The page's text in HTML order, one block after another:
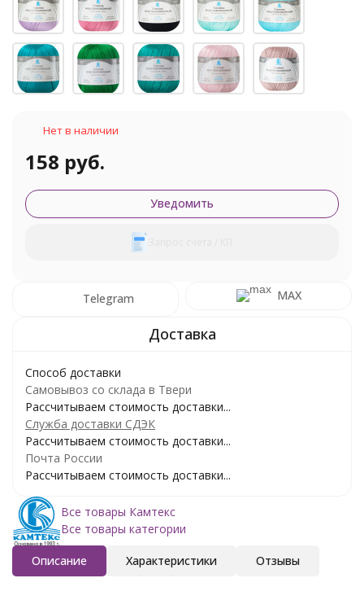
Нет в наличии
158 руб.
Уведомить
Telegram MAX
Способ доставки
Самовывоз со склада в Твери
Рассчитываем стоимость доставки...
Служба доставки СДЭК
Рассчитываем стоимость доставки...
Почта России
Рассчитываем стоимость доставки...
Все товары Камтекс
Все товары категории
Описание Характеристики Отзывы